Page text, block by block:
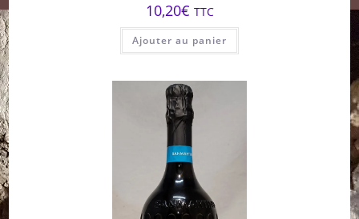
10,20€ TTC
Ajouter au panier